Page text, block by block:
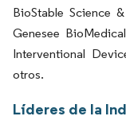
BioStable Science
Genesee
Interventional
otros.
Líderes de la